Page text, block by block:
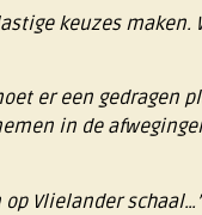
keuzes
er een gedragen
in de
Vlielander